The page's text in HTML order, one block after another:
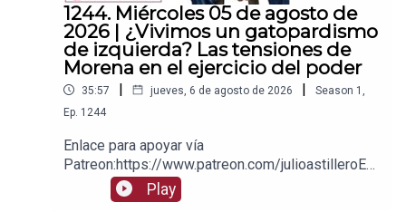
1244. Miércoles 05 de agosto de
2026 | ¿Vivimos un gatopardismo
de izquierda? Las tensiones de
Morena en el ejercicio del poder
35:57 | jueves, 6 de agosto de 2026 | Season 1
Ep. 1244
Enlace para apoyar vía
Patreon:https://www.patreon.com/julioastilleroEnl
ace para hacer donaciones vía
PayPal:https://www.paypal.me/julioastilleroCuent
Play